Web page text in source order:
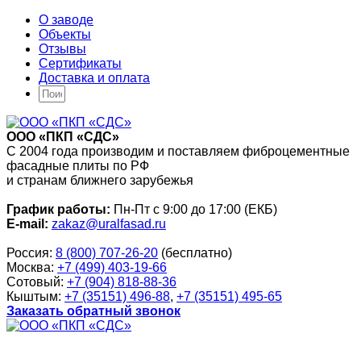
О заводе
Объекты
Отзывы
Сертификаты
Доставка и оплата
ООО «ПКП «СДС»
С 2004 года производим и поставляем фиброцементные
фасадные плиты по РФ
и странам ближнего зарубежья
График работы: Пн-Пт с 9:00 до 17:00 (ЕКБ)
E-mail: zakaz@uralfasad.ru
Россия: 8 (800) 707-26-20 (бесплатно)
Москва: +7 (499) 403-19-66
Сотовый: +7 (904) 818-88-36
Кыштым: +7 (35151) 496-88, +7 (35151) 495-65
Заказать обратный звонок